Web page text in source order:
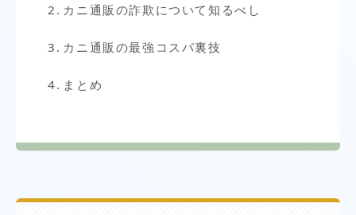
カニ通販の詐欺について知るべし
カニ通販の最強コスパ裏技
まとめ